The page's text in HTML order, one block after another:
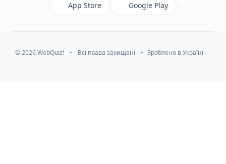
App Store Google Play
© 2026 WebQuiz! • Всі права захищені • Зроблено в Україні